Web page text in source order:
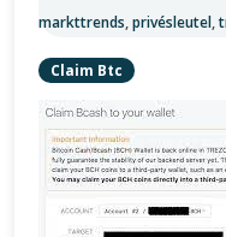
markttrends,privésleutel,
Claim Btc